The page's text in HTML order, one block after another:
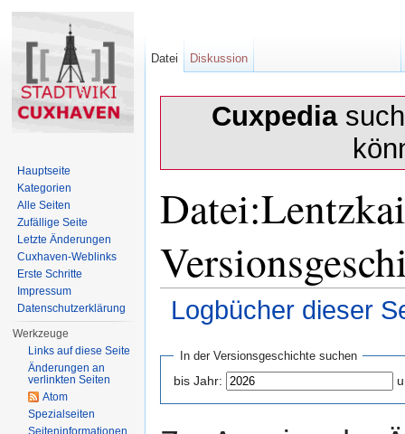
Cuxpedia
Logbücher dieser
In der Versionsgeschichte suchen
bis Jahr:
Datei Diskussion
Hauptseite
Kategorien
Alle Seiten
Zufällige Seite
Letzte Änderungen
Cuxhaven-Weblinks
Erste Schritte
Impressum
Datenschutzerklärung
Werkzeuge
Links auf diese Seite
Änderungen an
verlinkten Seiten
Atom
Spezialseiten
Seiten­informationen